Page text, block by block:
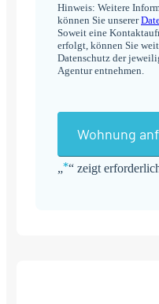
„*“ zeigt
Hinweis: Weitere
können Sie unserer
Soweit eine
erfolgt, können Sie
Datenschutz der
Agentur entnehmen.
Wohnung